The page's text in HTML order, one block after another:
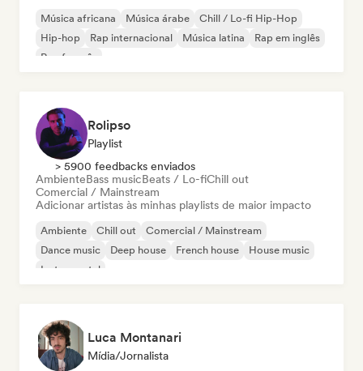
Música africana Música árabe
Chill / Lo-fi Hip-Hop
Hip-hop
Rap internacional Música latina
Rap em inglês
Rap francês
Rolipso
Playlist
> 5900 feedbacks enviados
AmbienteBass musicBeats / Lo-fiChill out
Comercial / Mainstream
Adicionar artistas às minhas playlists de maior impacto
Ambiente Chill out
Comercial / Mainstream
Dance music
Deep house French house
House music
Instrumental
Luca Montanari
Mídia/Jornalista